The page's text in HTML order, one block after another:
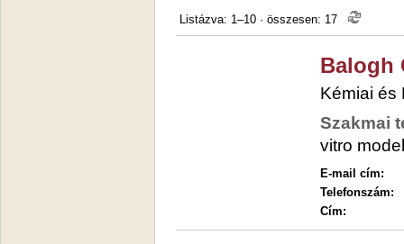
Listázva: 1–10 · összesen: 17
Balogh
Kémiai és
Szakmai
vitro
E-mail cím:
Telefonszám:
Cím: